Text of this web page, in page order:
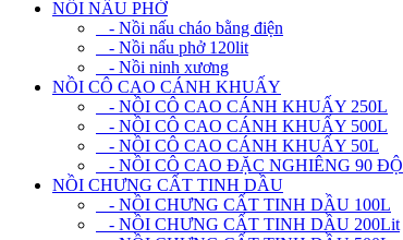
NỒI NẤU PHỞ
- Nồi nấu cháo bằng điện
- Nồi nấu phở 120lit
- Nồi ninh xương
NỒI CÔ CAO CÁNH KHUẤY
- NỒI CÔ CAO CÁNH KHUẤY 250L
- NỒI CÔ CAO CÁNH KHUẤY 500L
- NỒI CÔ CAO CÁNH KHUẤY 50L
- NỒI CÔ CAO ĐẶC NGHIÊNG 90 ĐỘ
NỒI CHƯNG CẤT TINH DẦU
- NỒI CHƯNG CẤT TINH DẦU 100L
- NỒI CHƯNG CẤT TINH DẦU 200Lit